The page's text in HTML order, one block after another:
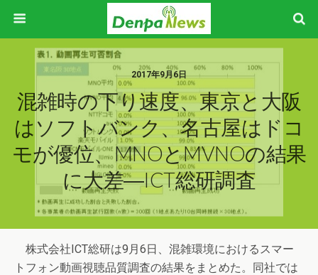
2017年9月6日
混雑時の下り速度、東京と大阪
はソフトバンク、名古屋はドコ
モが優位、MNOとMVNOの結果
に大差―ICT総研調査
株式会社ICT総研は9月6日、混雑環境におけるスマー
トフォン動画視聴品質調査の結果をまとめた。同社では